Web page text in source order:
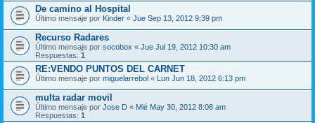
De camino al Hospital
Último mensaje por Kinder « Jue Sep 13, 2012 9:39 pm
Recurso Radares
Último mensaje por socobox « Jue Jul 19, 2012 10:30 am
Respuestas: 1
RE:VENDO PUNTOS DEL CARNET
Último mensaje por miguelarrebol « Lun Jun 18, 2012 6:13 pm
multa radar movil
Último mensaje por Jose D « Mié May 30, 2012 8:08 am
Respuestas: 1